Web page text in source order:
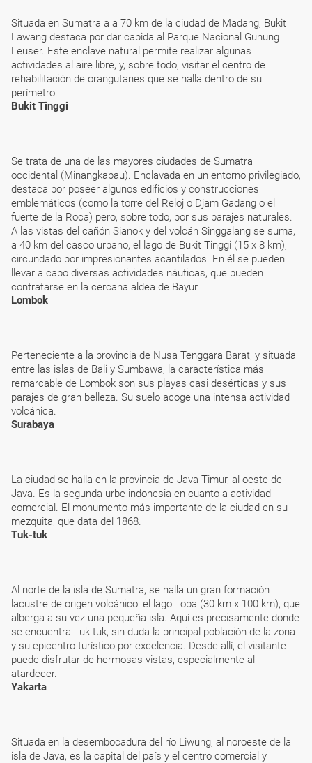
Situada en Sumatra a a 70 km de la ciudad de Madang, Bukit
Lawang destaca por dar cabida al Parque Nacional Gunung
Leuser. Este enclave natural permite realizar algunas
actividades al aire libre, y, sobre todo, visitar el centro de
rehabilitación de orangutanes que se halla dentro de su
perímetro.
Bukit Tinggi
Se trata de una de las mayores ciudades de Sumatra
occidental (Minangkabau). Enclavada en un entorno privilegiado,
destaca por poseer algunos edificios y construcciones
emblemáticos (como la torre del Reloj o Djam Gadang o el
fuerte de la Roca) pero, sobre todo, por sus parajes naturales.
A las vistas del cañón Sianok y del volcán Singgalang se suma,
a 40 km del casco urbano, el lago de Bukit Tinggi (15 x 8 km),
circundado por impresionantes acantilados. En él se pueden
llevar a cabo diversas actividades náuticas, que pueden
contratarse en la cercana aldea de Bayur.
Lombok
Perteneciente a la provincia de Nusa Tenggara Barat, y situada
entre las islas de Bali y Sumbawa, la característica más
remarcable de Lombok son sus playas casi desérticas y sus
parajes de gran belleza. Su suelo acoge una intensa actividad
volcánica.
Surabaya
La ciudad se halla en la provincia de Java Timur, al oeste de
Java. Es la segunda urbe indonesia en cuanto a actividad
comercial. El monumento más importante de la ciudad en su
mezquita, que data del 1868.
Tuk-tuk
Al norte de la isla de Sumatra, se halla un gran formación
lacustre de origen volcánico: el lago Toba (30 km x 100 km), que
alberga a su vez una pequeña isla. Aquí es precisamente donde
se encuentra Tuk-tuk, sin duda la principal población de la zona
y su epicentro turístico por excelencia. Desde allí, el visitante
puede disfrutar de hermosas vistas, especialmente al
atardecer.
Yakarta
Situada en la desembocadura del río Liwung, al noroeste de la
isla de Java, es la capital del país y el centro comercial y